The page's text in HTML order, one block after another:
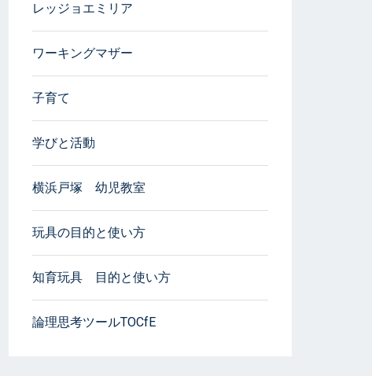
レッジョエミリア
ワーキングマザー
子育て
学びと活動
横浜戸塚 幼児教室
玩具の目的と使い方
知育玩具 目的と使い方
論理思考ツールTOCfE